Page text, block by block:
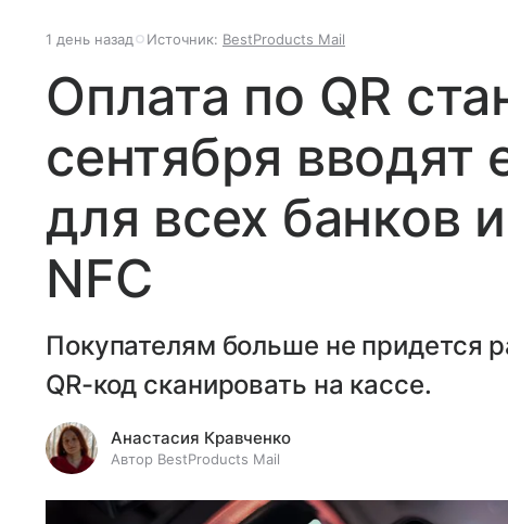
1 день назад Источник: BestProducts Mail
Оплата по QR
сентября вводят
для всех банков
NFC
Покупателям больше не придется
QR-код сканировать на кассе.
Анастасия Кравченко
Автор BestProducts Mail